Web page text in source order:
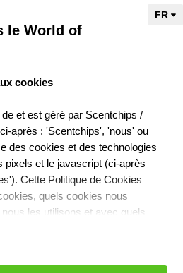
le World of
cookies
et est géré par Scentchips /
après : 'Scentchips', 'nous' ou
des cookies et des technologies
pixels et le javascript (ci-après
Cette Politique de Cookies
quels cookies nous
les utilisons et avec quels
à cet effet.